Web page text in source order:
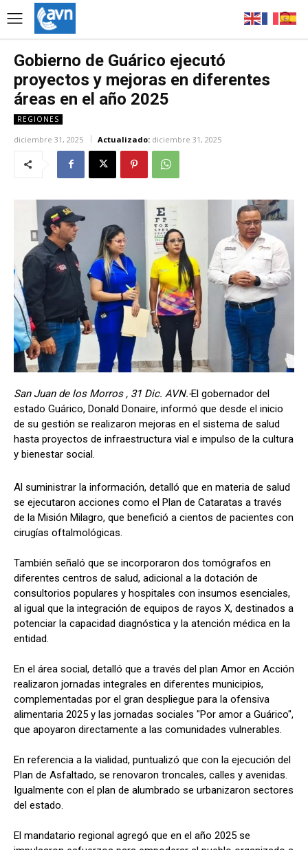
Gobierno de Guárico ejecutó
proyectos y mejoras en diferentes
áreas en el año 2025
REGIONES
diciembre 31, 2025 Actualizado: diciembre 31, 2025
San Juan de los Morros , 31 Dic. AVN.-El gobernador del
estado Guárico, Donald Donaire, informó que desde el inicio
de su gestión se realizaron mejoras en el sistema de salud
hasta proyectos de infraestructura vial e impulso de la cultura
y bienestar social.
Al suministrar la información, detalló que en materia de salud
se ejecutaron acciones como el Plan de Cataratas a través
de la Misión Milagro, que benefició a cientos de pacientes con
cirugías oftalmológicas.
También señaló que se incorporaron dos tomógrafos en
diferentes centros de salud, adicional a la dotación de
consultorios populares y hospitales con insumos esenciales,
al igual que la integración de equipos de rayos X, destinados a
potenciar la capacidad diagnóstica y la atención médica en la
entidad.
En el área social, detalló que a través del plan Amor en Acción
realizaron jornadas integrales en diferentes municipios,
complementadas por el gran despliegue para la ofensiva
alimentaria 2025 y las jornadas sociales "Por amor a Guárico",
que apoyaron directamente a las comunidades vulnerables.
En referencia a la vialidad, puntualizó que con la ejecución del
Plan de Asfaltado, se renovaron troncales, calles y avenidas.
Igualmente con el plan de alumbrado se urbanizaron sectores
del estado.
El mandatario regional agregó que en el año 2025 se